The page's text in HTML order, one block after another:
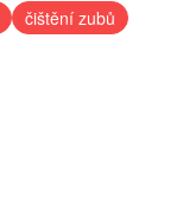
čištění zubů